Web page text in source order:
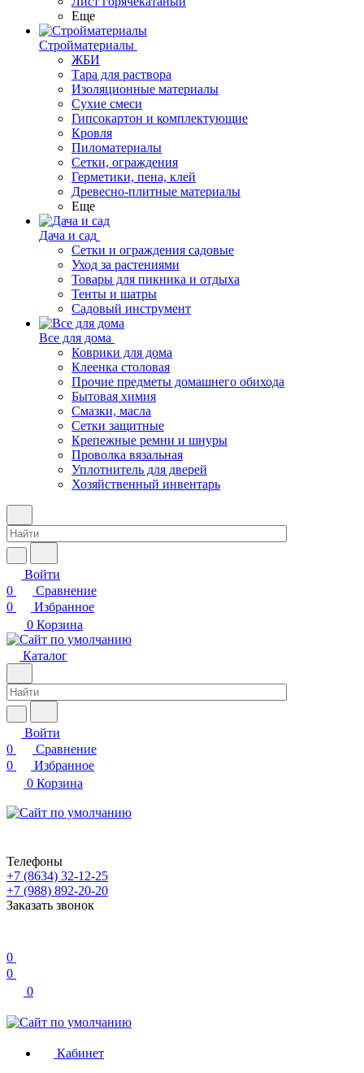
Еще
Стройматериалы
ЖБИ
Тара для раствора
Изоляционные материалы
Сухие смеси
Гипсокартон и комплектующие
Кровля
Пиломатериалы
Сетки, ограждения
Герметики, пена, клей
Древесно-плитные материалы
Еще
Дача и сад
Сетки и ограждения садовые
Уход за растениями
Товары для пикника и отдыха
Тенты и шатры
Садовый инструмент
Все для дома
Коврики для дома
Клеенка столовая
Прочие предметы домашнего обихода
Бытовая химия
Смазки, масла
Сетки защитные
Крепежные ремни и шнуры
Проволка вязальная
Уплотнитель для дверей
Хозяйственный инвентарь
Войти
0
Сравнение
0
Избранное
0 Корзина
Каталог
Войти
0
Сравнение
0
Избранное
0 Корзина
Телефоны
+7 (8634) 32-12-25
+7 (988) 892-20-20
Заказать звонок
0
0
0
Кабинет